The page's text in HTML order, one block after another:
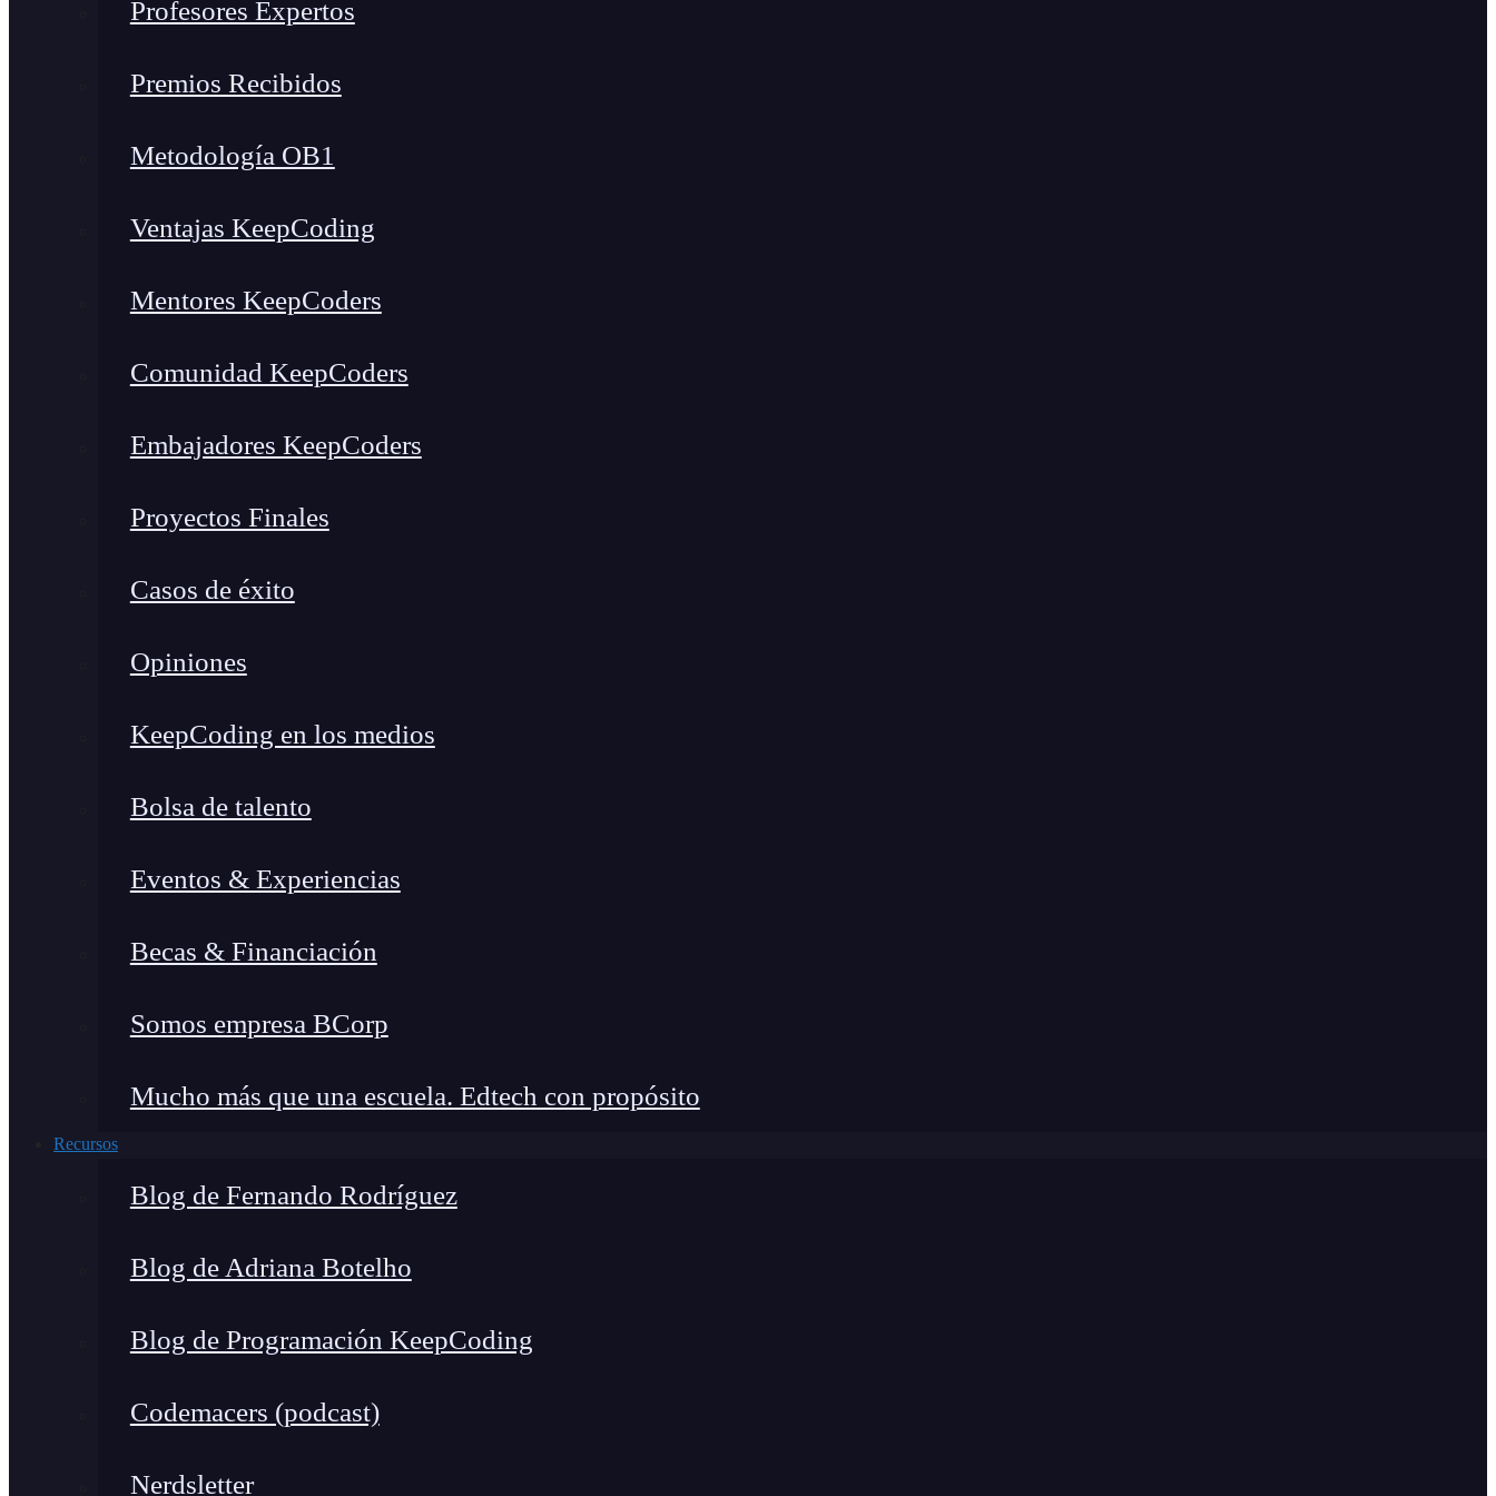
Profesores Expertos
Premios Recibidos
Metodología OB1
Ventajas KeepCoding
Mentores KeepCoders
Comunidad KeepCoders
Embajadores KeepCoders
Proyectos Finales
Casos de éxito
Opiniones
KeepCoding en los medios
Bolsa de talento
Eventos & Experiencias
Becas & Financiación
Somos empresa BCorp
Mucho más que una escuela. Edtech con propósito
Recursos
Blog de Fernando Rodríguez
Blog de Adriana Botelho
Blog de Programación KeepCoding
Codemacers (podcast)
Nerdsletter